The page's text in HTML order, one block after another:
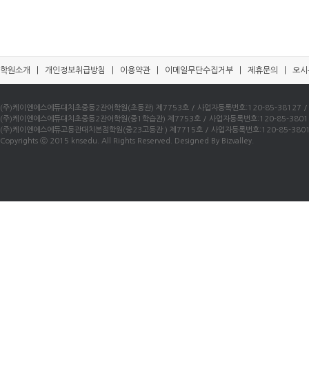
학원소개 개인정보취급방침 이용약관 이메일무단수집거부 제휴문의 오시
(주)케이엔에스에듀대치초중등2관어학원(초등관) 제7753호 / 사업자등록번호:120-85-
(주)케이엔에스에듀대치초중등2관어학원(중1학습관) 제7753호 / 사업자등록번호:120-85-
(주)케이엔에스에듀고등관대치본점학원(중23고등관 ) 제7715호 / 사업자등록번호:120-
Copyrights ⓒ 2015 knsedu. All Rights Reserved. Designed By Bizvalley.